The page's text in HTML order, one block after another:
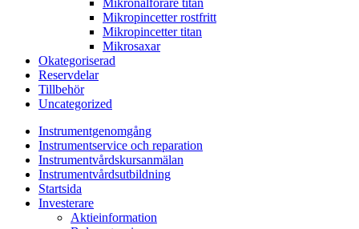
Mikronålförare titan
Mikropincetter rostfritt
Mikropincetter titan
Mikrosaxar
Okategoriserad
Reservdelar
Tillbehör
Uncategorized
Instrumentgenomgång
Instrumentservice och reparation
Instrumentvårdskursanmälan
Instrumentvårdsutbildning
Startsida
Investerare
Aktieinformation